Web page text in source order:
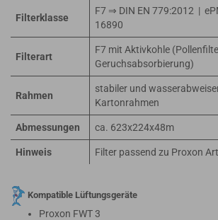
Filterklasse
F7 ⇒ DIN EN 779:2012 |
16890
Filterart
F7 mit Aktivkohle
Geruchsabsorbierung)
Rahmen
stabiler und
Kartonrahmen
Abmessungen ca. 623x224x48m
Hinweis Filter passend zu Proxon
Kompatible Lüftungsgeräte
Proxon FWT 3